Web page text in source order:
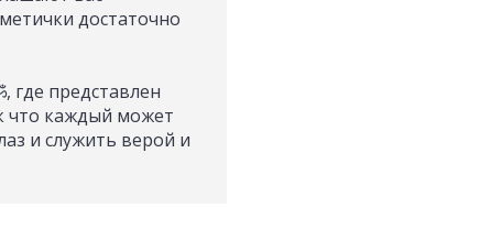
достаточно
где представлен
что каждый может
и служить верой и